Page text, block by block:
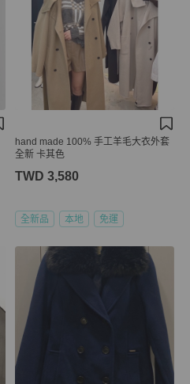
hand made 100% 手工羊毛大衣外套
全新 卡其色
TWD 3,580
全新品 本地 免運